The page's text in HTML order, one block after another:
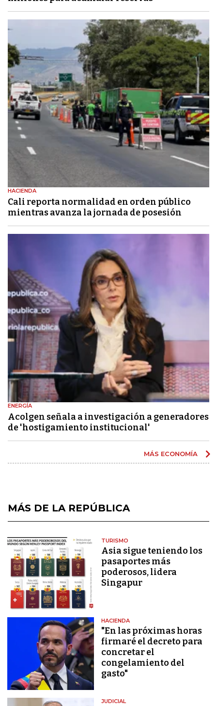
HACIENDA
Cali reporta normalidad en orden público
mientras avanza la jornada de posesión
ENERGÍA
Acolgen señala a investigación a generadores
de 'hostigamiento institucional'
MÁS ECONOMÍA
MÁS DE LA REPÚBLICA
TURISMO
Asia sigue teniendo los
pasaportes más
poderosos, lidera
Singapur
HACIENDA
"En las próximas horas
firmaré el decreto para
concretar el
congelamiento del
gasto"
JUDICIAL